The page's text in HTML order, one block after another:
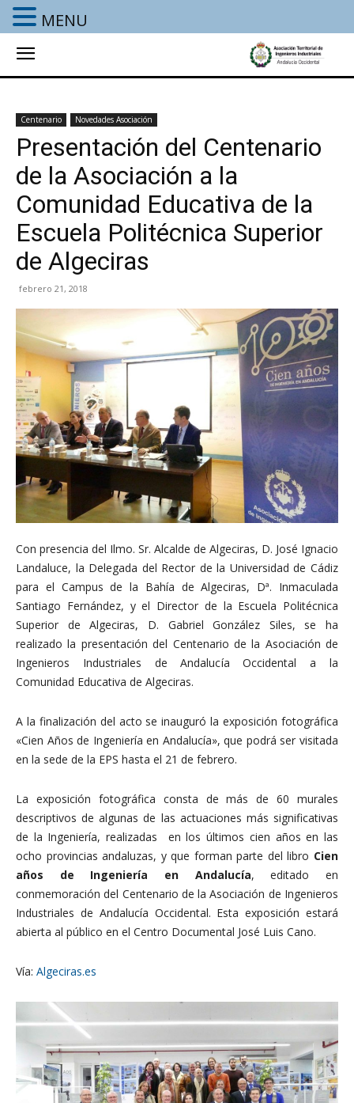
Centenario Novedades Asociación
Presentación del Centenario
de la Asociación a la
Comunidad Educativa de la
Escuela Politécnica Superior
de Algeciras
febrero 21, 2018
Con presencia del Ilmo. Sr. Alcalde de Algeciras, D. José Ignacio
Landaluce, la Delegada del Rector de la Universidad de Cádiz
para el Campus de la Bahía de Algeciras, Dª. Inmaculada
Santiago Fernández, y el Director de la Escuela Politécnica
Superior de Algeciras, D. Gabriel González Siles, se ha
realizado la presentación del Centenario de la Asociación de
Ingenieros Industriales de Andalucía Occidental a la
Comunidad Educativa de Algeciras.
A la finalización del acto se inauguró la exposición fotográfica
«Cien Años de Ingeniería en Andalucía», que podrá ser visitada
en la sede de la EPS hasta el 21 de febrero.
La exposición fotográfica consta de más de 60 murales
descriptivos de algunas de las actuaciones más significativas
de la Ingeniería, realizadas en los últimos cien años en las
ocho provincias andaluzas, y que forman parte del libro Cien
años de Ingeniería en Andalucía, editado en
conmemoración del Centenario de la Asociación de Ingenieros
Industriales de Andalucía Occidental. Esta exposición estará
abierta al público en el Centro Documental José Luis Cano.
Vía: Algeciras.es
MENU